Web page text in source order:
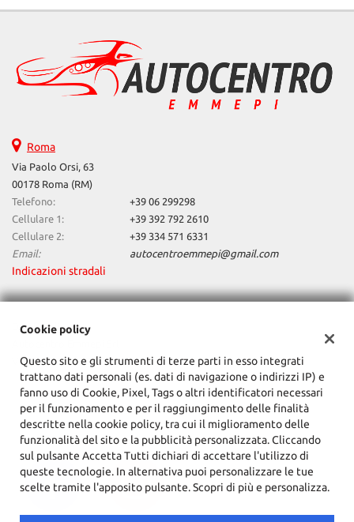
Roma
Via Paolo Orsi, 63
00178 Roma (RM)
Telefono:
+39 06 299298
Cellulare 1:
+39 392 792 2610
Cellulare 2:
+39 334 571 6331
Email:
autocentroemmepi@gmail.com
Indicazioni stradali
Dati fiscali:
Via Paolo Orsi, 63, Roma (RM)
C.F/P.IVA:15164031005
Registro delle imprese: RM
Cookie policy
Questo sito e gli strumenti di terze parti in esso integrati
trattano dati personali (es. dati di navigazione o indirizzi IP) e
fanno uso di Cookie, Pixel, Tags o altri identificatori necessari
per il funzionamento e per il raggiungimento delle finalità
descritte nella cookie policy, tra cui il miglioramento delle
funzionalità del sito e la pubblicità personalizzata. Cliccando
sul pulsante Accetta Tutti dichiari di accettare l'utilizzo di
queste tecnologie. In alternativa puoi personalizzare le tue
scelte tramite l'apposito pulsante. Scopri di più e personalizza.
scelte
in
qualsiasi
Cookie necessari
Cookie per il miglioramento dell'esperienza utente
Cookie analitici
Cookie di marketing
Leggi
la
cookie